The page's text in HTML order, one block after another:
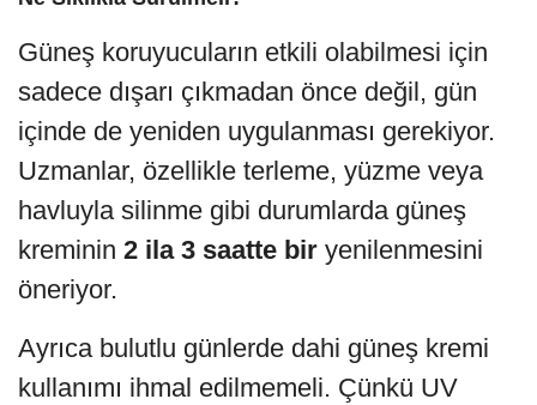
Güneş koruyucuların etkili olabilmesi için
sadece dışarı çıkmadan önce değil, gün
içinde de yeniden uygulanması gerekiyor.
Uzmanlar, özellikle terleme, yüzme veya
havluyla silinme gibi durumlarda güneş
kreminin 2 ila 3 saatte bir yenilenmesini
öneriyor.
Ayrıca bulutlu günlerde dahi güneş kremi
kullanımı ihmal edilmemeli. Çünkü UV